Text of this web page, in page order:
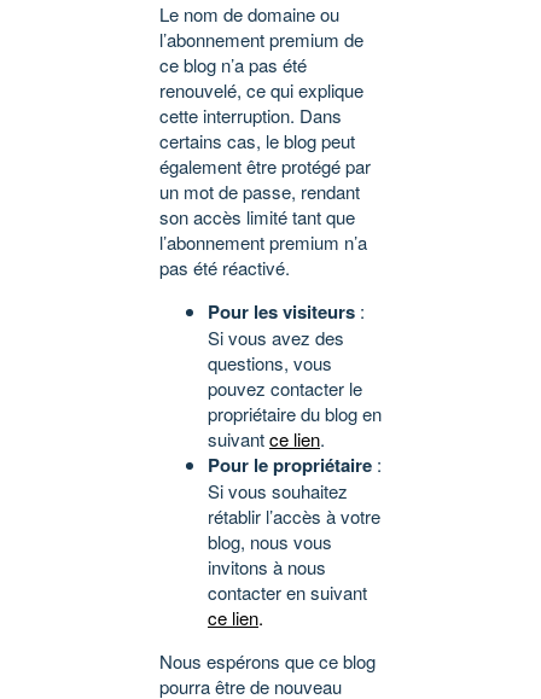
Le nom de domaine ou
l’abonnement premium de
ce blog n’a pas été
renouvelé, ce qui explique
cette interruption. Dans
certains cas, le blog peut
également être protégé par
un mot de passe, rendant
son accès limité tant que
l’abonnement premium n’a
pas été réactivé.
Pour les visiteurs :
Si vous avez des
questions, vous
pouvez contacter le
propriétaire du blog en
suivantce lien.
Pour le propriétaire :
Si vous souhaitez
rétablir l’accès à votre
blog, nous vous
invitons à nous
contacter en suivant
ce lien.
Nous espérons que ce blog
pourra être de nouveau